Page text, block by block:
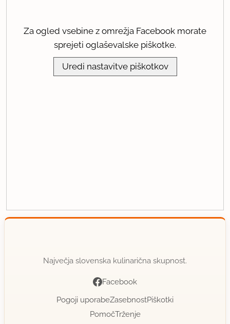
Za ogled vsebine z omrežja Facebook morate
sprejeti oglaševalske piškotke.
Uredi nastavitve piškotkov
Največja slovenska kulinarična skupnost.
Facebook
Pogoji uporabeZasebnostPiškotki
PomočTrženje